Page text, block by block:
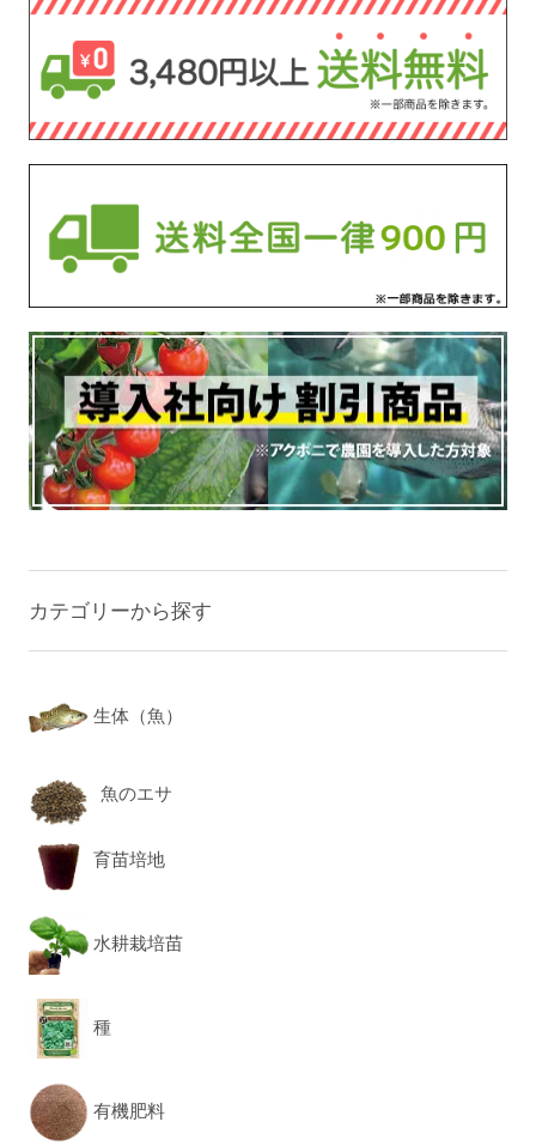
カテゴリーから探す
生体（魚）
魚のエサ
育苗培地
水耕栽培苗
種
有機肥料